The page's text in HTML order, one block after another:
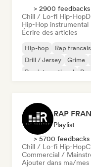
> 2900 feedbacks
Chill / Lo-fi Hip-Hop
Hip-Hop instrumental
Écrire des articles
Hip-hop Rap francais
Drill / Jersey
Grime
Rap international
Playlist
> 5700 feedbacks
Chill / Lo-fi Hip-Hop
Commercial /
Ajouter dans ma/mes